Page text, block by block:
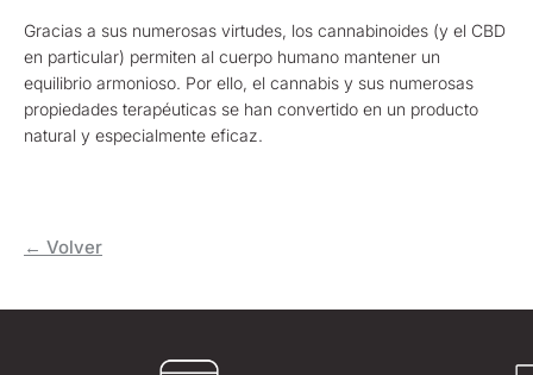
Gracias a sus numerosas virtudes, los cannabinoides (y el CBD
en particular) permiten al cuerpo humano mantener un
equilibrio armonioso. Por ello, el cannabis y sus numerosas
propiedades terapéuticas se han convertido en un producto
natural y especialmente eficaz.
← Volver